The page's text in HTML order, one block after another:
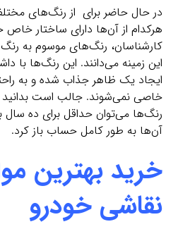
در حال حاضر برای از رنگ‌های
هرکدام از آن‌ها دارای ساختار
کارشناسان، رنگ‌های موسوم به رنگ
این زمینه می‌دانند. این رنگ‌ها با
ایجاد یک ظاهر جذاب شده و به
خاصی نمی‌شوند. جالب است بدانید
رنگ‌ها می‌‌توان حداقل برای ده
آن‌ها به طور کامل حساب باز کرد.
خرید بهترین
نقاشی خودرو